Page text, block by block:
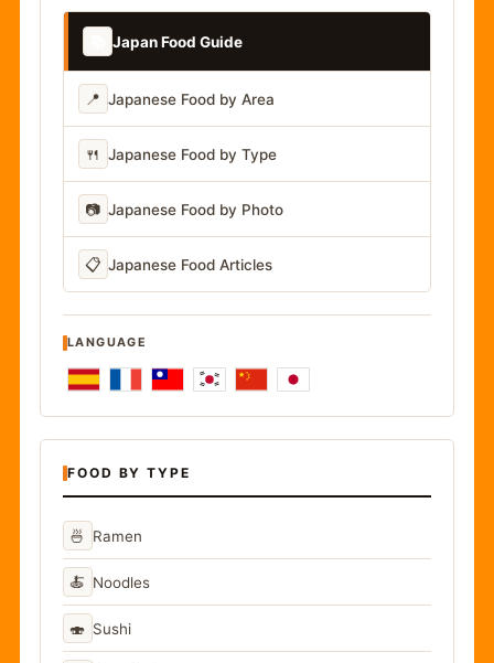
Japan Food Guide
📍 Japanese Food by Area
🍴 Japanese Food by Type
📷 Japanese Food by Photo
📋 Japanese Food Articles
LANGUAGE
FOOD BY TYPE
🍜 Ramen
🍝 Noodles
🍣 Sushi